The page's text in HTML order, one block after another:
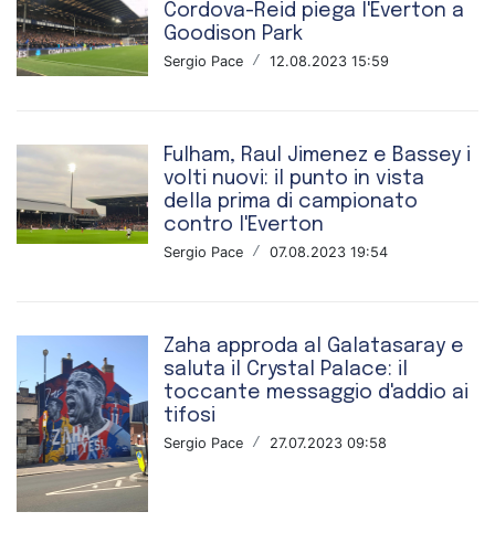
Cordova-Reid piega l'Everton a
Goodison Park
Sergio Pace / 12.08.2023 15:59
Fulham, Raul Jimenez e Bassey i
volti nuovi: il punto in vista
della prima di campionato
contro l'Everton
Sergio Pace / 07.08.2023 19:54
Zaha approda al Galatasaray e
saluta il Crystal Palace: il
toccante messaggio d'addio ai
tifosi
Sergio Pace / 27.07.2023 09:58